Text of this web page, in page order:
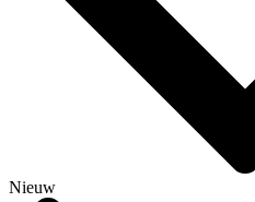
Nieuw